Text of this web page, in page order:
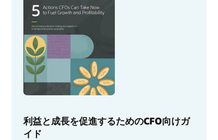
利益と成長を促進するためのCFO向けガ
イド